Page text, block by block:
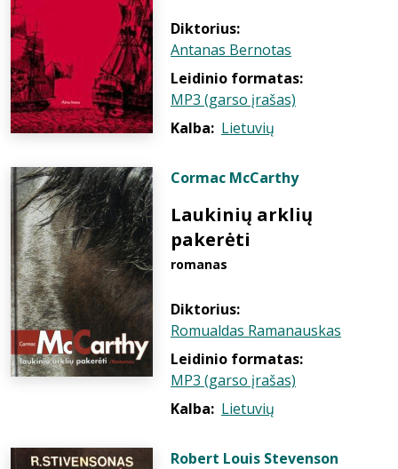
Diktorius:
Antanas Bernotas
Leidinio formatas:
MP3 (garso įrašas)
Kalba: Lietuvių
Cormac McCarthy
Laukinių arklių
pakerėti
romanas
Diktorius:
Romualdas Ramanauskas
Leidinio formatas:
MP3 (garso įrašas)
Kalba: Lietuvių
Robert Louis Stevenson